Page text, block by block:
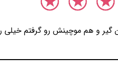
گیر و هم موچینش رو گرفتم خیلی